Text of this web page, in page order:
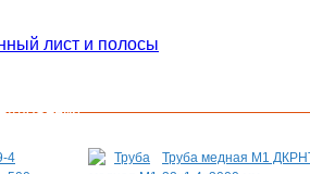
лист и полосы
4
Труба медная М1